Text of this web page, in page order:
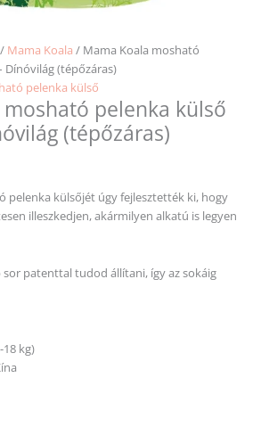
/ Mama Koala / Mama Koala mosható
Dínóvilág (tépőzáras)
pelenka külső
pelenka külső
(tépőzáras)
pelenka külsőjét úgy fejlesztették ki, hogy
illeszkedjen, akármilyen alkatú is legyen
patenttal tudod állítani, így az sokáig
18 kg)